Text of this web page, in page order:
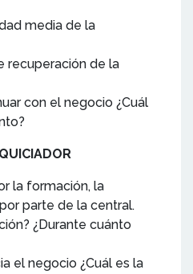
media de la
recuperación de la
con el negocio ¿Cuál
la formación, la
parte de la central.
¿Durante cuánto
el negocio ¿Cuál es la